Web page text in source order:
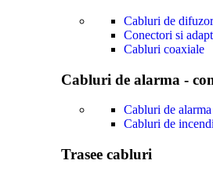
Cabluri de difuzor
Conectori si
Cabluri coaxiale
Cabluri de alarma -
Cabluri de alarma
Cabluri de
Trasee cabluri